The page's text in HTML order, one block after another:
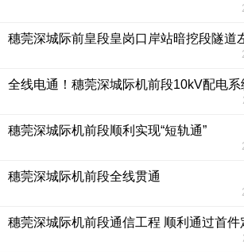
穗莞深城际前皇段皇岗口岸站暗挖段隧道
全线电通！穗莞深城际机前段10kV配电
穗莞深城际机前段顺利实现“短轨通”
穗莞深城际机前段全线贯通
穗莞深城际机前段通信工程 顺利通过首件